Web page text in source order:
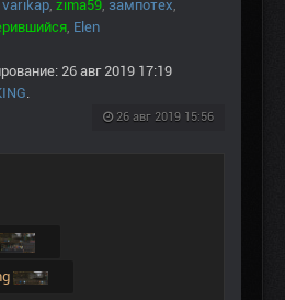
varikap, zima59, зампотех,
, Elen
26 авг 2019 17:19
.
26 авг 2019 15:56